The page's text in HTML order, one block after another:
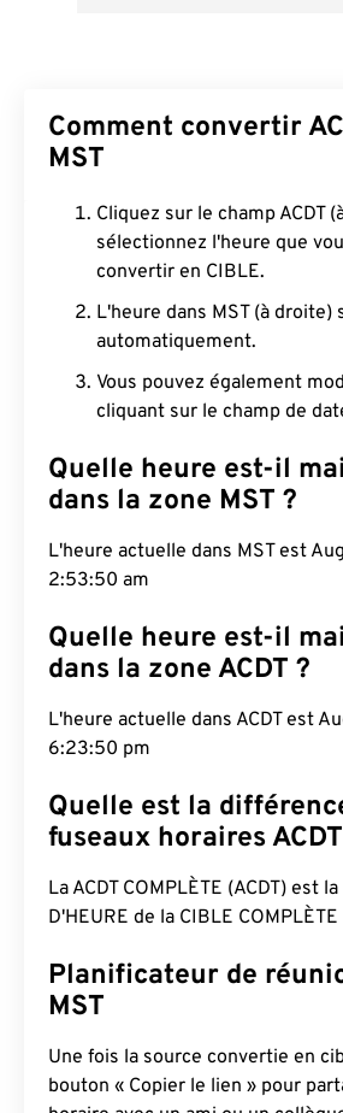
Comment convertir
MST
Cliquez sur le champ ACDT
sélectionnez l'heure que
convertir en CIBLE.
L'heure dans MST (à droite)
automatiquement.
Vous pouvez également
cliquant sur le champ de
Quelle heure est-il
dans la zone MST ?
L'heure actuelle dans MST est
2:53:51 am
Quelle heure est-il
dans la zone ACDT ?
L'heure actuelle dans ACDT est
6:23:51 pm
Quelle est la
fuseaux horaires
La ACDT COMPLÈTE (ACDT) est
D'HEURE de la CIBLE COMPLÈTE
Planificateur de
MST
Une fois la source convertie en
bouton « Copier le lien » pour